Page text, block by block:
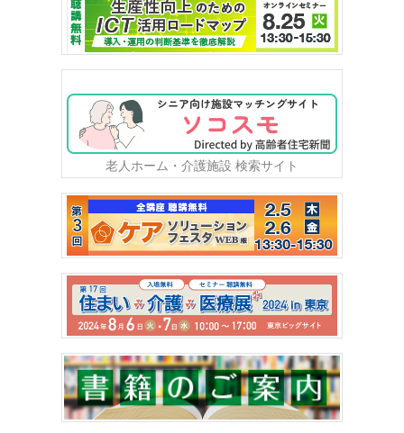
老人ホーム・介護施設 検索サイト